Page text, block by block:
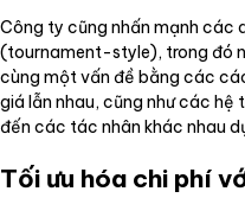
Công ty cũng nhấn mạnh các
(tournament-style), trong đó
cùng một vấn đề bằng các
giá lẫn nhau, cũng như các hệ
đến các tác nhân khác nhau
Tối ưu hóa chi phí